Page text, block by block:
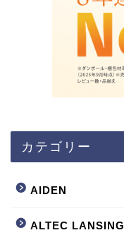
カテゴリー
AIDEN
ALTEC LANSING